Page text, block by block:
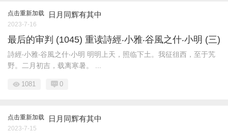
点击重新加载 日月同辉有其中
2023-7-16
最后的审判 (1045) 重读詩經‧小雅‧谷風之什‧小明 (三)
詩經‧小雅‧谷風之什‧小明 明明上天，照临下土。我征徂西，至于艽
野。二月初吉，载离寒暑。 ...
1081 0
点击重新加载 日月同辉有其中
2023-7-15